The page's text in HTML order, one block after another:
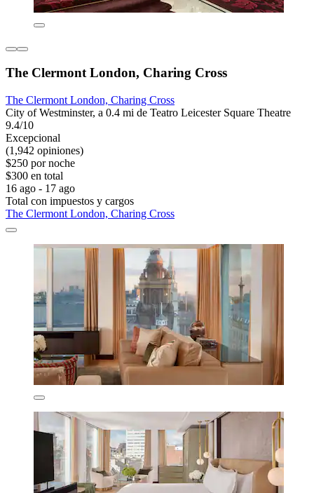
The Clermont London, Charing Cross
The Clermont London, Charing Cross
City of Westminster, a 0.4 mi de Teatro Leicester Square Theatre
9.4/10
Excepcional
(1,942 opiniones)
$250 por noche
$300 en total
16 ago - 17 ago
Total con impuestos y cargos
The Clermont London, Charing Cross